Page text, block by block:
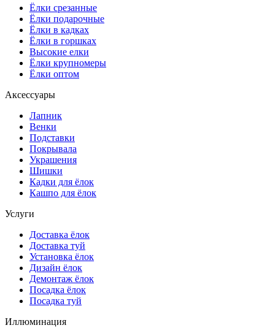
Ёлки срезанные
Ёлки подарочные
Ёлки в кадках
Ёлки в горшках
Высокие елки
Ёлки крупномеры
Ёлки оптом
Аксессуары
Лапник
Венки
Подставки
Покрывала
Украшения
Шишки
Кадки для ёлок
Кашпо для ёлок
Услуги
Доставка ёлок
Доставка туй
Установка ёлок
Дизайн ёлок
Демонтаж ёлок
Посадка ёлок
Посадка туй
Иллюминация